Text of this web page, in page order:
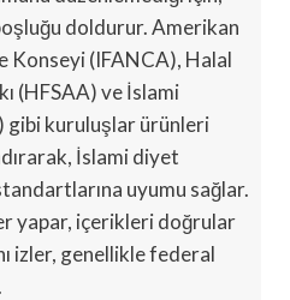
doldurur. Amerikan
Konseyi (IFANCA), Halal
(HFSAA) ve İslami
gibi kuruluşlar ürünleri
İslami diyet
uyumu sağlar.
yapar, içerikleri doğrular
izler, genellikle federal